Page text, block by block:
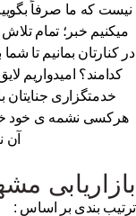
که ما صرفاً بگوییم
خبر؛ تمام
کنارتان بمانیم تا شما
کدامند؟ امیدواریم
خدمتگزاری
نشمه ی خود
آن
بندی بر اساس :